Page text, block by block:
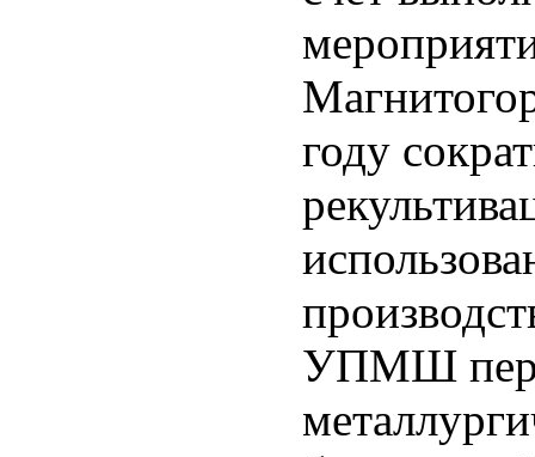
году
УПМШ